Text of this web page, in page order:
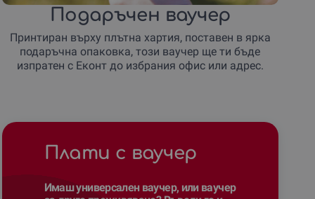
Подаръчен ваучер
Принтиран върху плътна хартия, поставен в ярка
подаръчна опаковка, този ваучер ще ти бъде
изпратен с Еконт до избрания офис или адрес.
Плати с ваучер
Имаш универсален ваучер, или ваучер